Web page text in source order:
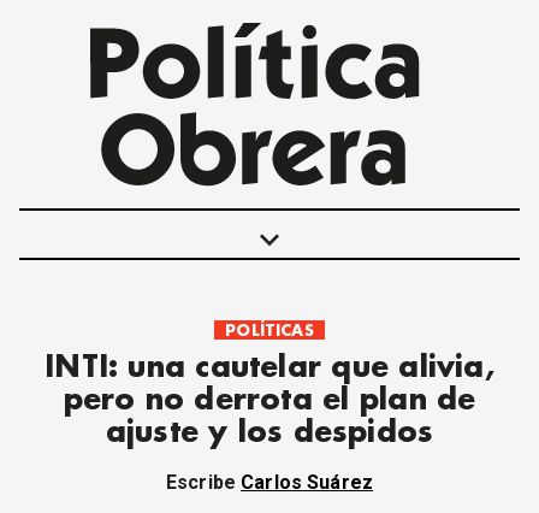
keyboard_arrow_down
POLÍTICAS
INTERNACIONALES
MOVIMIENTO OBRERO
MUJER
SOCIEDAD Y CULTURA
POLÍTICAS
INTI: una cautelar que alivia,
pero no derrota el plan de
ajuste y los despidos
Escribe Carlos Suárez